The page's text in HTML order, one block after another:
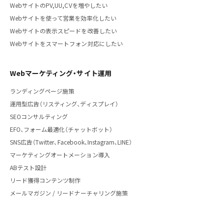
WebサイトのPV,UU,CVを増やしたい
Webサイトを使って営業を効率化したい
Webサイトの表示スピードを改善したい
Webサイトをスマートフォン対応にしたい
Webマーケティング・サイト運用
ランディングページ施策
運用型広告（リスティング、ディスプレイ）
SEOコンサルティング
EFO、フォーム最適化（チャットボット）
SNS広告（Twitter、Facebook、Instagram、LINE）
マーケティングオートメーション導入
ABテスト設計
リード獲得コンテンツ制作
メールマガジン / リードナーチャリング施策